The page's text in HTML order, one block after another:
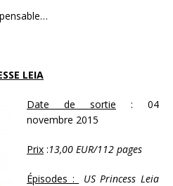
LEIA
Date de sortie : 04
novembre 2015
Prix :13,00 EUR/112 pages
Épisodes :
US Princess Leia